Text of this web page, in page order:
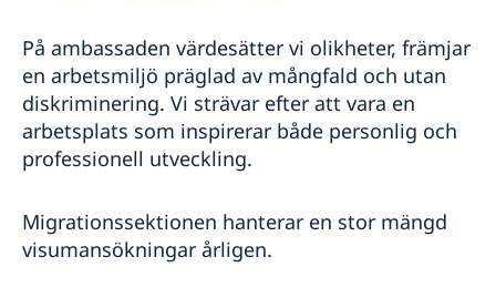
På ambassaden värdesätter vi olikheter, främjar
en arbetsmiljö präglad av mångfald och utan
diskriminering. Vi strävar efter att vara en
arbetsplats som inspirerar både personlig och
professionell utveckling.
Migrationssektionen hanterar en stor mängd
visumansökningar årligen.